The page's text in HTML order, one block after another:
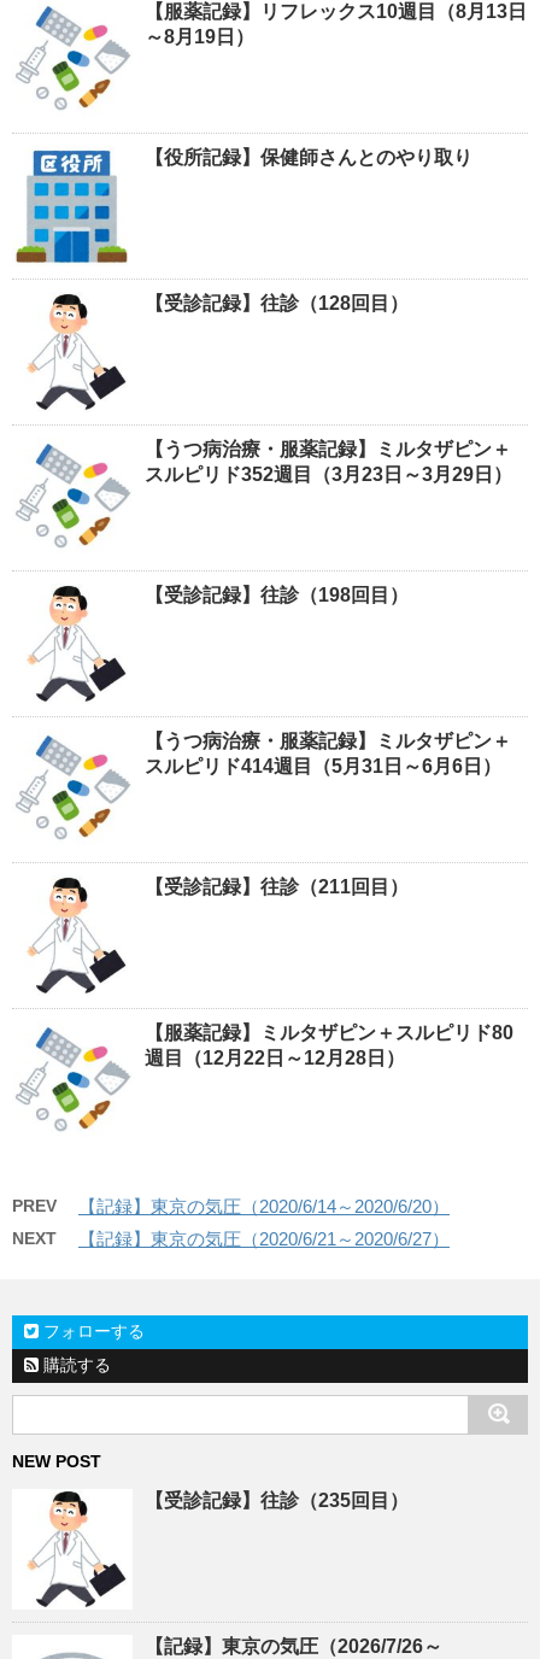
【服薬記録】リフレックス10週目（8月13日
～8月19日）
【役所記録】保健師さんとのやり取り
【受診記録】往診（128回目）
【うつ病治療・服薬記録】ミルタザピン＋
スルピリド352週目（3月23日～3月29日）
【受診記録】往診（198回目）
【うつ病治療・服薬記録】ミルタザピン＋
スルピリド414週目（5月31日～6月6日）
【受診記録】往診（211回目）
【服薬記録】ミルタザピン＋スルピリド80
週目（12月22日～12月28日）
PREV 【記録】東京の気圧（2020/6/14～2020/6/20）
NEXT 【記録】東京の気圧（2020/6/21～2020/6/27）
フォローする
購読する
NEW POST
【受診記録】往診（235回目）
【記録】東京の気圧（2026/7/26～